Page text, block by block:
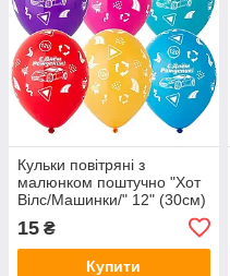
Кульки повітряні з
малюнком поштучно "Хот
Вілс/Машинки/" 12" (30см)
15 ₴
Купити